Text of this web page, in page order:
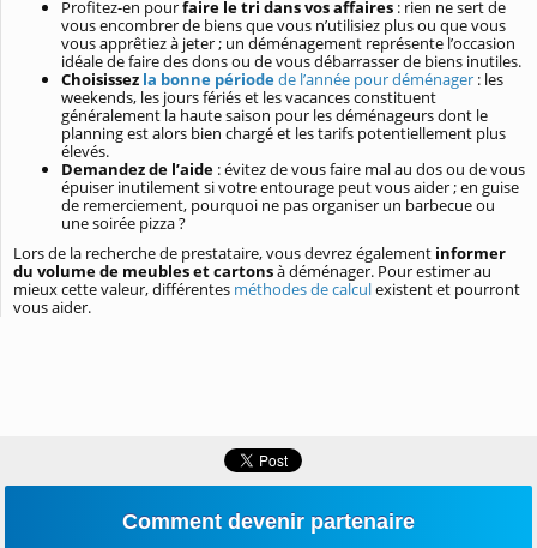
Profitez-en pourfaire le tri dans vos affaires : rien ne sert de
vous encombrer de biens que vous n’utilisiez plus ou que vous
vous apprêtiez à jeter ; un déménagement représente l’occasion
idéale de faire des dons ou de vous débarrasser de biens inutiles.
Choisissez la bonne périodede l’année pour déménager : les
weekends, les jours fériés et les vacances constituent
généralement la haute saison pour les déménageurs dont le
planning est alors bien chargé et les tarifs potentiellement plus
élevés.
Demandez de l’aide : évitez de vous faire mal au dos ou de vous
épuiser inutilement si votre entourage peut vous aider ; en guise
de remerciement, pourquoi ne pas organiser un barbecue ou
une soirée pizza ?
Lors de la recherche de prestataire, vous devrez également informer
du volume de meubles et cartonsà déménager. Pour estimer au
mieux cette valeur, différentes méthodes de calculexistent et pourront
vous aider.
Comment devenir partenaire